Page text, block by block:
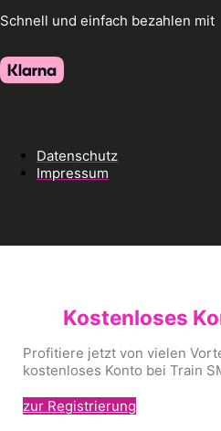
Schnell und einfach bezahlen mit
Datenschutz
Impressum
Kostenloses
Profitiere jetzt von vielen
kostenloses Konto bei Train
zur Registrierung